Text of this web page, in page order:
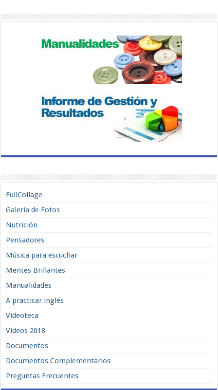
FullCollage
Galería de Fotos
Nutrición
Pensadores
Música para escuchar
Mentes Brillantes
Manualidades
A practicar inglés
Videoteca
Vídeos 2018
Documentos
Documentos Complementarios
Preguntas Frecuentes